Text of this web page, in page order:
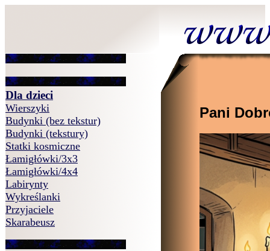
Dla dzieci
Wierszyki
Budynki (bez tekstur)
Budynki (tekstury)
Statki kosmiczne
Łamigłówki/3x3
Łamigłówki/4x4
Labirynty
Wykreślanki
Przyjaciele
Skarabeusz
Pani